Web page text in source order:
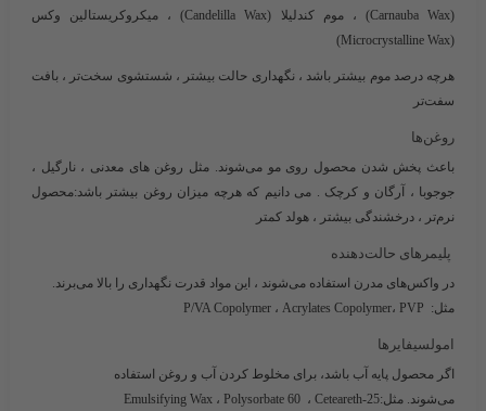
(Carnauba Wax) ، موم کندلیلا (Candelilla Wax) ، میکروکریستالین وکس
(Microcrystalline Wax)
هرچه درصد موم بیشتر باشد ، نگهداری حالت بیشتر ، شستشوی سخت‌تر ، بافت
سفت‌تر
روغن‌ها
باعث پخش شدن محصول روی مو می‌شوند. مثل روغن های معدنی ، نارگیل ،
جوجوبا ، آرگان و کرچک . می دانیم که هرچه میزان روغن بیشتر باشد:محصول
نرم‌تر ، درخشندگی بیشتر ، هولد کمتر
پلیمرهای حالت‌دهنده
در واکس‌های مدرن استفاده می‌شوند ، این مواد قدرت نگهداری را بالا می‌برند.
مثل: P/VA Copolymer ، Acrylates Copolymer، PVP
امولسیفایرها
اگر محصول پایه آب باشد، برای مخلوط کردن آب و روغن استفاده
می‌شوند. مثل:Emulsifying Wax ، Polysorbate 60 ، Ceteareth-25